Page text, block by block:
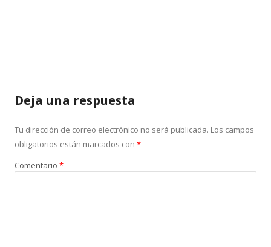
Deja una respuesta
Tu dirección de correo electrónico no será publicada. Los campos
obligatorios están marcados con *
Comentario *